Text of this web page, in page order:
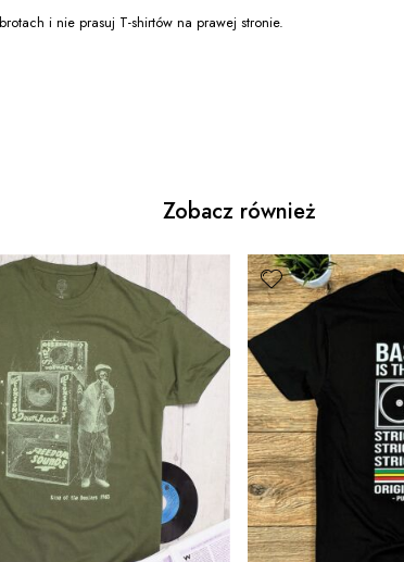
i nie prasuj T-shirtów na prawej stronie.
Zobacz również